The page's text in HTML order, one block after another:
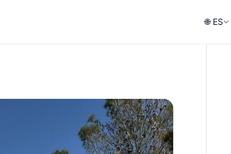
🌐 ES